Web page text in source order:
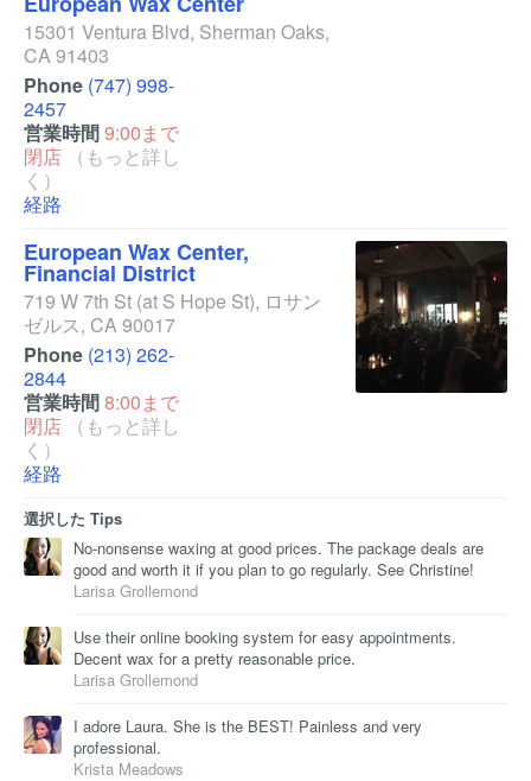
15301 Ventura Blvd, Sherman Oaks,
CA91403
Phone (747) 998-
2457
営業時間9:00まで
閉店
（もっと詳し
く）
経路
European Wax Center,
Financial District
719 W 7th St (at S Hope St), ロサン
ゼルス, CA90017
Phone (213) 262-
2844
営業時間8:00まで
閉店
（もっと詳し
く）
経路
選択した Tips
No-nonsense waxing at good prices. The package deals are
good and worth it if you plan to go regularly. See Christine!
Larisa Grollemond
Use their online booking system for easy appointments.
Decent wax for a pretty reasonable price.
Larisa Grollemond
I adore Laura. She is the BEST! Painless and very
professional.
Krista Meadows